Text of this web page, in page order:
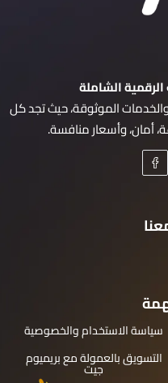
الشاملة
الموثوقة، حيث تجد كل
أمان، وأسعار منافسة.
سياسة الاستخدام والخصوصية
التسويق بالعمولة مع بريميوم
جيت